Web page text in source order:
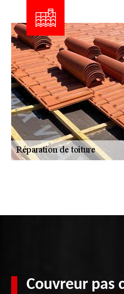
Couvreur pas